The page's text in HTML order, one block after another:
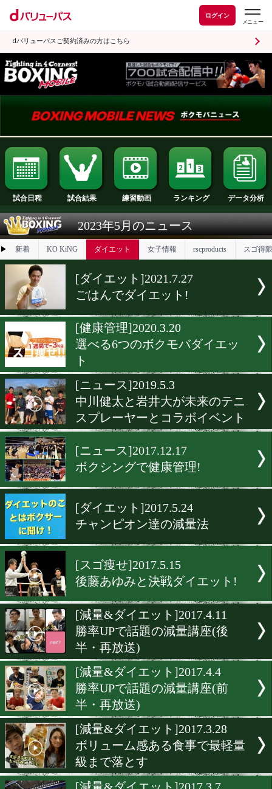
ログイン
dバリューパスご契約済みの方はこちら
試合日程 試合結果 練習動画 ランキング
2023年5月のニュース
▶ 新着 KO KiNG ダイエット 女子情報
[ダイエット]2021.7.27
ごはんでダイエット!
[健康管理]2020.3.20
選べる6つのボクモバダイ
ト
[ニュース]2019.5.3
中川健太と岩井大が未来の
スプレーヤーとコラボイベ
[ニュース]2017.12.17
ボクシングで健康管理!
[ダイエット]2017.5.24
チャンピオン達の減量法
[スゴ痩せ]2017.5.15
後藤あゆみと決戦ダイエッ
[減量&ダイエット
勝率UPで話題の減量講座(
半・再放送)